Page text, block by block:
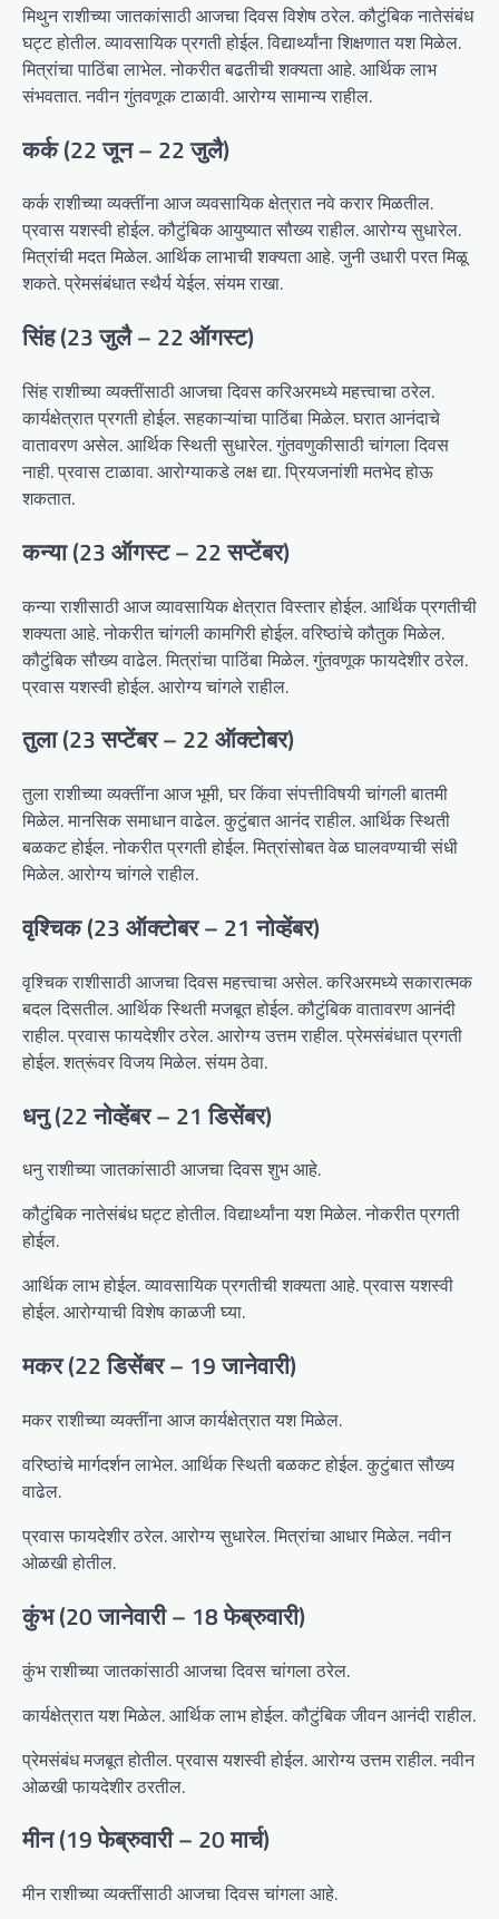
मिथुन राशीच्या जातकांसाठी आजचा दिवस विशेष ठरेल. कौटुंबिक नातेसंबंध
घट्ट होतील. व्यावसायिक प्रगती होईल. विद्यार्थ्यांना शिक्षणात यश मिळेल.
मित्रांचा पाठिंबा लाभेल. नोकरीत बढतीची शक्यता आहे. आर्थिक लाभ
संभवतात. नवीन गुंतवणूक टाळावी. आरोग्य सामान्य राहील.
कर्क (22 जून – 22 जुलै)
कर्क राशीच्या व्यक्तींना आज व्यवसायिक क्षेत्रात नवे करार मिळतील.
प्रवास यशस्वी होईल. कौटुंबिक आयुष्यात सौख्य राहील. आरोग्य सुधारेल.
मित्रांची मदत मिळेल. आर्थिक लाभाची शक्यता आहे. जुनी उधारी परत मिळू
शकते. प्रेमसंबंधात स्थैर्य येईल. संयम राखा.
सिंह (23 जुलै – 22 ऑगस्ट)
सिंह राशीच्या व्यक्तींसाठी आजचा दिवस करिअरमध्ये महत्त्वाचा ठरेल.
कार्यक्षेत्रात प्रगती होईल. सहकाऱ्यांचा पाठिंबा मिळेल. घरात आनंदाचे
वातावरण असेल. आर्थिक स्थिती सुधारेल. गुंतवणुकीसाठी चांगला दिवस
नाही. प्रवास टाळावा. आरोग्याकडे लक्ष द्या. प्रियजनांशी मतभेद होऊ
शकतात.
कन्या (23 ऑगस्ट – 22 सप्टेंबर)
कन्या राशीसाठी आज व्यावसायिक क्षेत्रात विस्तार होईल. आर्थिक प्रगतीची
शक्यता आहे. नोकरीत चांगली कामगिरी होईल. वरिष्ठांचे कौतुक मिळेल.
कौटुंबिक सौख्य वाढेल. मित्रांचा पाठिंबा मिळेल. गुंतवणूक फायदेशीर ठरेल.
प्रवास यशस्वी होईल. आरोग्य चांगले राहील.
तुला (23 सप्टेंबर – 22 ऑक्टोबर)
तुला राशीच्या व्यक्तींना आज भूमी, घर किंवा संपत्तीविषयी चांगली बातमी
मिळेल. मानसिक समाधान वाढेल. कुटुंबात आनंद राहील. आर्थिक स्थिती
बळकट होईल. नोकरीत प्रगती होईल. मित्रांसोबत वेळ घालवण्याची संधी
मिळेल. आरोग्य चांगले राहील.
वृश्चिक (23 ऑक्टोबर – 21 नोव्हेंबर)
वृश्चिक राशीसाठी आजचा दिवस महत्त्वाचा असेल. करिअरमध्ये सकारात्मक
बदल दिसतील. आर्थिक स्थिती मजबूत होईल. कौटुंबिक वातावरण आनंदी
राहील. प्रवास फायदेशीर ठरेल. आरोग्य उत्तम राहील. प्रेमसंबंधात प्रगती
होईल. शत्रूंवर विजय मिळेल. संयम ठेवा.
धनु (22 नोव्हेंबर – 21 डिसेंबर)
धनु राशीच्या जातकांसाठी आजचा दिवस शुभ आहे.
कौटुंबिक नातेसंबंध घट्ट होतील. विद्यार्थ्यांना यश मिळेल. नोकरीत प्रगती
होईल.
आर्थिक लाभ होईल. व्यावसायिक प्रगतीची शक्यता आहे. प्रवास यशस्वी
होईल. आरोग्याची विशेष काळजी घ्या.
मकर (22 डिसेंबर – 19 जानेवारी)
मकर राशीच्या व्यक्तींना आज कार्यक्षेत्रात यश मिळेल.
वरिष्ठांचे मार्गदर्शन लाभेल. आर्थिक स्थिती बळकट होईल. कुटुंबात सौख्य
वाढेल.
प्रवास फायदेशीर ठरेल. आरोग्य सुधारेल. मित्रांचा आधार मिळेल. नवीन
ओळखी होतील.
कुंभ (20 जानेवारी – 18 फेब्रुवारी)
कुंभ राशीच्या जातकांसाठी आजचा दिवस चांगला ठरेल.
कार्यक्षेत्रात यश मिळेल. आर्थिक लाभ होईल. कौटुंबिक जीवन आनंदी राहील.
प्रेमसंबंध मजबूत होतील. प्रवास यशस्वी होईल. आरोग्य उत्तम राहील. नवीन
ओळखी फायदेशीर ठरतील.
मीन (19 फेब्रुवारी – 20 मार्च)
मीन राशीच्या व्यक्तींसाठी आजचा दिवस चांगला आहे.